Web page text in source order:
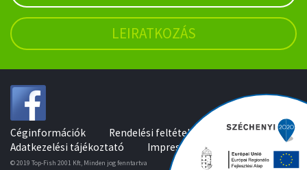
LEIRATKOZÁS
Céginformációk
Rendelési feltételek
Adatkezelési tájékoztató
Impresszum
© 2019 Top-Fish 2001 Kft, Minden jog fenntartva